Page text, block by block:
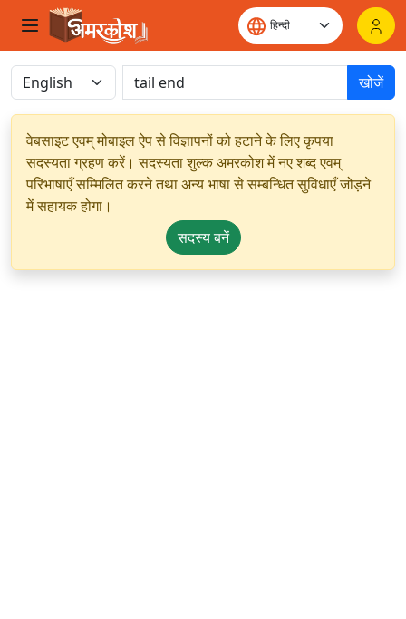
खोजें
वेबसाइट एवम् मोबाइल ऐप से विज्ञापनों को हटाने के लिए कृपया
सदस्यता ग्रहण करें। सदस्यता शुल्क अमरकोश में नए शब्द एवम्
परिभाषाएँ सम्मिलित करने तथा अन्य भाषा से सम्बन्धित सुविधाएँ जोड़ने
में सहायक होगा।
सदस्य बनें